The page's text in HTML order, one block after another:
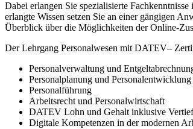
Dabei erlangen Sie spezialisierte
erlangte Wissen setzen Sie an einer gängigen
Überblick über die Möglichkeiten der Online-
Der Lehrgang Personalwesen mit DATEV–
Personalverwaltung und
Personalplanung und Personalentwicklung
Personalführung
Arbeitsrecht und Personalwirtschaft
DATEV Lohn und Gehalt inklusive
Digitale Kompetenzen in der modernen